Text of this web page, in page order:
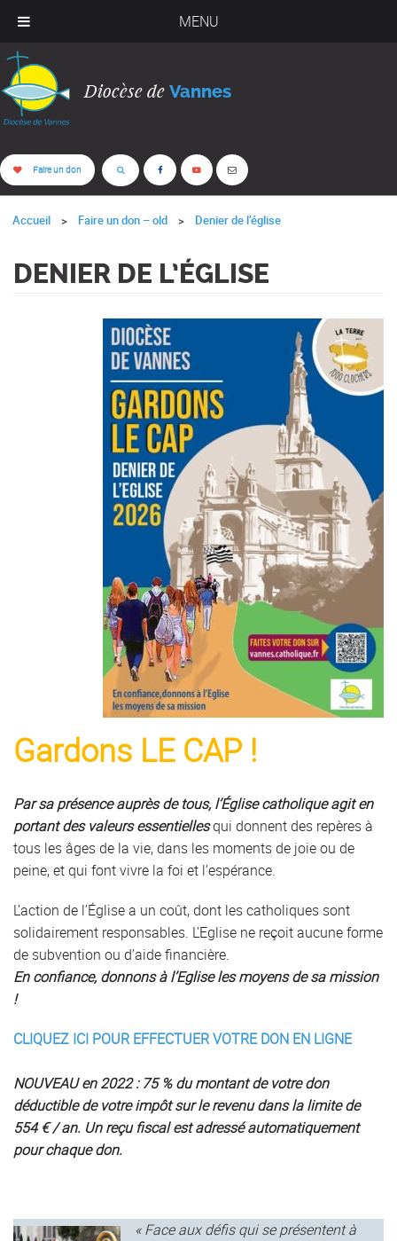
MENU
Diocèse de Vannes
Faire un don
Accueil Faire un don – old Denier de l’église
DENIER DE L’ÉGLISE
Gardons LE CAP !
Par sa présence auprès de tous, l’Église catholique agit en
portant des valeurs essentiellesqui donnent des repères à
tous les âges de la vie, dans les moments de joie ou de
peine, et qui font vivre la foi et l’espérance.
L’action de l’Église a un coût, dont les catholiques sont
solidairement responsables. L’Eglise ne reçoit aucune forme
de subvention ou d’aide financière.
En confiance, donnons à l’Eglise les moyens de sa mission
!
CLIQUEZ ICI POUR EFFECTUER VOTRE DON EN LIGNE
NOUVEAU en 2022 : 75 % du montant de votre don
déductible de votre impôt sur le revenu dans la limite de
554 € / an. Un reçu fiscal est adressé automatiquement
pour chaque don.
« Face aux défis qui se présentent à